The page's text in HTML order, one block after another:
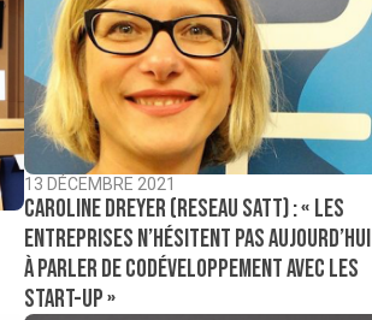
13 DÉCEMBRE 2021
Caroline Dreyer (Reseau Satt) : « Les
entreprises n’hésitent pas aujourd’hui
à parler de codéveloppement avec les
start-up »